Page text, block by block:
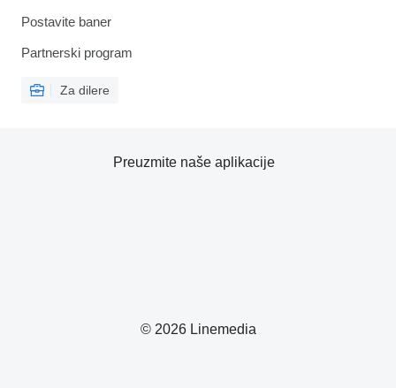
Postavite baner
Partnerski program
Za dilere
© 2026 Linemedia
Preuzmite naše aplikacije